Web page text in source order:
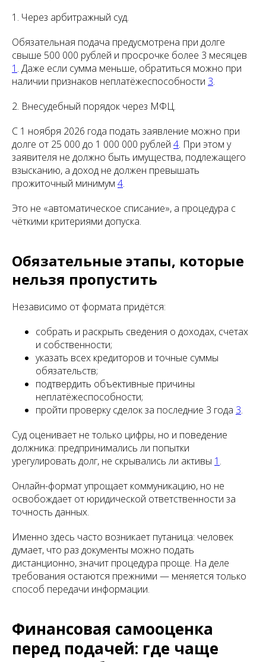
1. Через арбитражный суд.
Обязательная подача предусмотрена при долге
свыше 500 000 рублей и просрочке более 3 месяцев
1 . Даже если сумма меньше, обратиться можно при
наличии признаков неплатёжеспособности 3.
2. Внесудебный порядок через МФЦ.
С 1 ноября 2026 года подать заявление можно при
долге от 25 000 до 1 000 000 рублей 4. При этом у
заявителя не должно быть имущества, подлежащего
взысканию, а доход не должен превышать
прожиточный минимум 4.
Это не «автоматическое списание», а процедура с
чёткими критериями допуска.
Обязательные этапы, которые
нельзя пропустить
Независимо от формата придётся:
собрать и раскрыть сведения о доходах, счетах
и собственности;
указать всех кредиторов и точные суммы
обязательств;
подтвердить объективные причины
неплатёжеспособности;
пройти проверку сделок за последние 3 года 3.
Суд оценивает не только цифры, но и поведение
должника: предпринимались ли попытки
урегулировать долг, не скрывались ли активы 1 .
Онлайн-формат упрощает коммуникацию, но не
освобождает от юридической ответственности за
точность данных.
Именно здесь часто возникает путаница: человек
думает, что раз документы можно подать
дистанционно, значит процедура проще. На деле
требования остаются прежними — меняется только
способ передачи информации.
Финансовая самооценка
перед подачей: где чаще